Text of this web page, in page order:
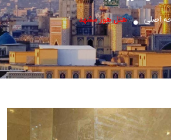
اصلی هتل هور مشهد